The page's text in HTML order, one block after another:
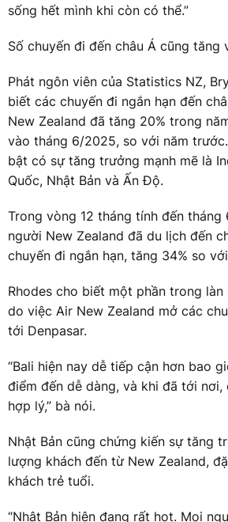
sống hết mình khi còn có thể.”
Số chuyến đi đến châu Á cũng tăng
Phát ngôn viên của Statistics NZ,
biết các chuyến đi ngắn hạn đến
New Zealand đã tăng 20% trong
vào tháng 6/2025, so với năm
bật có sự tăng trưởng mạnh mẽ là
Quốc, Nhật Bản và Ấn Độ.
Trong vòng 12 tháng tính đến tháng
người New Zealand đã du lịch đến
chuyến đi ngắn hạn, tăng 34% so
Rhodes cho biết một phần trong làn
do việc Air New Zealand mở các
tới Denpasar.
“Bali hiện nay dễ tiếp cận hơn bao
điểm đến dễ dàng, và khi đã tới nơi,
hợp lý,” bà nói.
Nhật Bản cũng chứng kiến sự tăng
lượng khách đến từ New Zealand,
khách trẻ tuổi.
“Nhật Bản hiện đang rất hot. Mọi